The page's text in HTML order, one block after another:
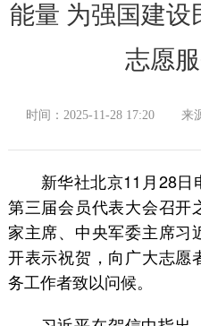
能量 为强国建设
志愿
时间：2025-11-28 17:20 来
新华社北京11月28日
第三届会员代表大会召开
家主席、中央军委主席习
开表示祝贺，向广大志愿
务工作者致以问候。